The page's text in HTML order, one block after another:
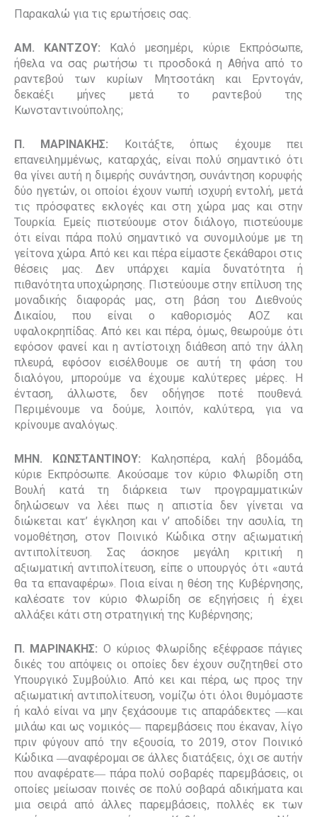
Παρακαλώ για τις ερωτήσεις σας.
ΑΜ. ΚΑΝΤΖΟΥ: Καλό μεσημέρι, κύριε Εκπρόσωπε,
ήθελα να σας ρωτήσω τι προσδοκά η Αθήνα από το
ραντεβού των κυρίων Μητσοτάκη και Ερντογάν,
δεκαέξι μήνες μετά το ραντεβού της
Κωνσταντινούπολης;
Π. ΜΑΡΙΝΑΚΗΣ: Κοιτάξτε, όπως έχουμε πει
επανειλημμένως, καταρχάς, είναι πολύ σημαντικό ότι
θα γίνει αυτή η διμερής συνάντηση, συνάντηση κορυφής
δύο ηγετών, οι οποίοι έχουν νωπή ισχυρή εντολή, μετά
τις πρόσφατες εκλογές και στη χώρα μας και στην
Τουρκία. Εμείς πιστεύουμε στον διάλογο, πιστεύουμε
ότι είναι πάρα πολύ σημαντικό να συνομιλούμε με τη
γείτονα χώρα. Από κει και πέρα είμαστε ξεκάθαροι στις
θέσεις μας. Δεν υπάρχει καμία δυνατότητα ή
πιθανότητα υποχώρησης. Πιστεύουμε στην επίλυση της
μοναδικής διαφοράς μας, στη βάση του Διεθνούς
Δικαίου, που είναι ο καθορισμός ΑΟΖ και
υφαλοκρηπίδας. Από κει και πέρα, όμως, θεωρούμε ότι
εφόσον φανεί και η αντίστοιχη διάθεση από την άλλη
πλευρά, εφόσον εισέλθουμε σε αυτή τη φάση του
διαλόγου, μπορούμε να έχουμε καλύτερες μέρες. Η
ένταση, άλλωστε, δεν οδήγησε ποτέ πουθενά.
Περιμένουμε να δούμε, λοιπόν, καλύτερα, για να
κρίνουμε αναλόγως.
ΜΗΝ. ΚΩΝΣΤΑΝΤΙΝΟΥ: Καλησπέρα, καλή βδομάδα,
κύριε Εκπρόσωπε. Ακούσαμε τον κύριο Φλωρίδη στη
Βουλή κατά τη διάρκεια των προγραμματικών
δηλώσεων να λέει πως η απιστία δεν γίνεται να
διώκεται κατ’ έγκληση και ν’ αποδίδει την ασυλία, τη
νομοθέτηση, στον Ποινικό Κώδικα στην αξιωματική
αντιπολίτευση. Σας άσκησε μεγάλη κριτική η
αξιωματική αντιπολίτευση, είπε ο υπουργός ότι «αυτά
θα τα επαναφέρω». Ποια είναι η θέση της Κυβέρνησης,
καλέσατε τον κύριο Φλωρίδη σε εξηγήσεις ή έχει
αλλάξει κάτι στη στρατηγική της Κυβέρνησης;
Π. ΜΑΡΙΝΑΚΗΣ: Ο κύριος Φλωρίδης εξέφρασε πάγιες
δικές του απόψεις οι οποίες δεν έχουν συζητηθεί στο
Υπουργικό Συμβούλιο. Από κει και πέρα, ως προς την
αξιωματική αντιπολίτευση, νομίζω ότι όλοι θυμόμαστε
ή καλό είναι να μην ξεχάσουμε τις απαράδεκτες ―και
μιλάω και ως νομικός― παρεμβάσεις που έκαναν, λίγο
πριν φύγουν από την εξουσία, το 2019, στον Ποινικό
Κώδικα ―αναφέρομαι σε άλλες διατάξεις, όχι σε αυτήν
που αναφέρατε― πάρα πολύ σοβαρές παρεμβάσεις, οι
οποίες μείωσαν ποινές σε πολύ σοβαρά αδικήματα και
μια σειρά από άλλες παρεμβάσεις, πολλές εκ των